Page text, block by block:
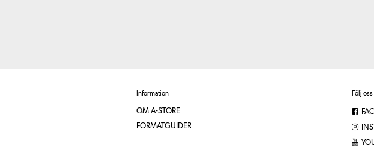
Information
OM A-STORE
FORMATGUIDER
Följ oss